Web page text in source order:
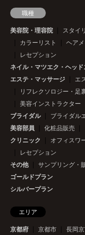
職種
美容院・理容院
スタイ
カラーリスト
ヘア
レセプション
ネイル・マツエク・ヘッド
エステ・マッサージ
エ
リフレクソロジー・足
美容インストラクター
ブライダル
ブライダル
美容部員
化粧品販売
クリニック
オフィスワ
レセプション
その他
サンプリング・
ゴールドプラン
シルバープラン
エリア
京都府
京都市 長岡